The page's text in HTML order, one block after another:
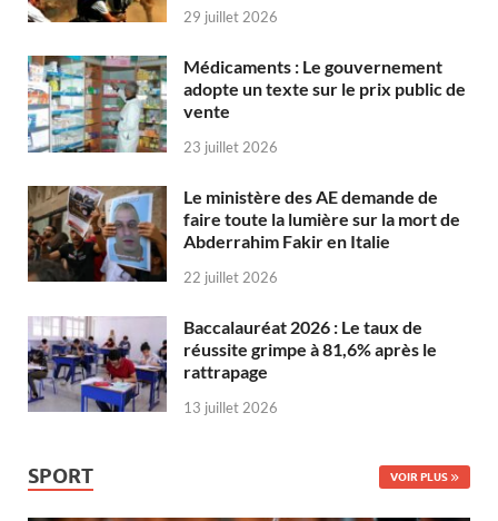
29 juillet 2026
Médicaments : Le gouvernement
adopte un texte sur le prix public de
vente
23 juillet 2026
Le ministère des AE demande de
faire toute la lumière sur la mort de
Abderrahim Fakir en Italie
22 juillet 2026
Baccalauréat 2026 : Le taux de
réussite grimpe à 81,6% après le
rattrapage
13 juillet 2026
SPORT VOIR PLUS